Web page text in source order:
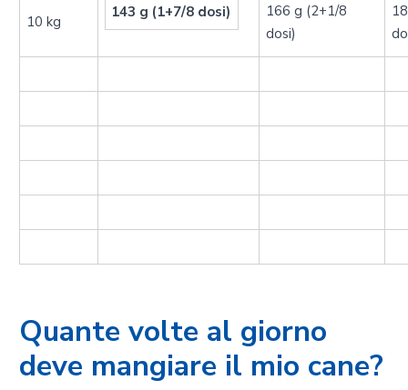
10 kg
143 g (1+7/8 dosi)
166 g (2+1/8
dosi)
Quante volte al giorno
deve mangiare il mio cane?